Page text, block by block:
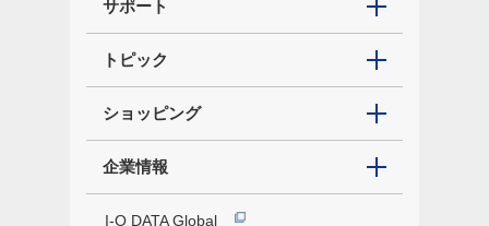
サポート
トピック
ショッピング
企業情報
I-O DATA Global